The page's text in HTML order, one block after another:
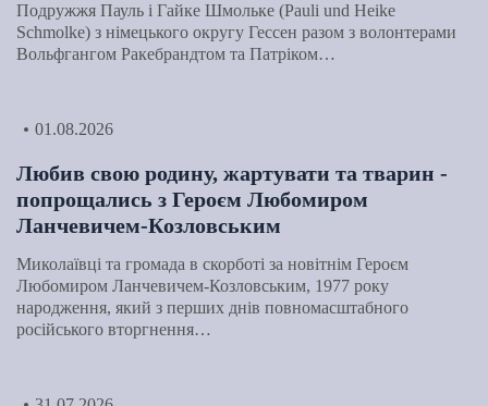
Подружжя Пауль і Гайке Шмольке (Pauli und Heike
Schmolke) з німецького округу Гессен разом з волонтерами
Вольфгангом Ракебрандтом та Патріком…
01.08.2026
Любив свою родину, жартувати та тварин -
попрощались з Героєм Любомиром
Ланчевичем-Козловським
Миколаївці та громада в скорботі за новітнім Героєм
Любомиром Ланчевичем-Козловським, 1977 року
народження, який з перших днів повномасштабного
російського вторгнення…